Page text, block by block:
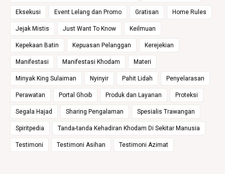
Eksekusi Event Lelang dan Promo Gratisan Home Rules
Jejak Mistis Just Want To Know Keilmuan
Kepekaan Batin Kepuasan Pelanggan Kerejekian
Manifestasi Manifestasi Khodam Materi
Minyak King Sulaiman Nyinyir Pahit Lidah Penyelarasan
Perawatan Portal Ghoib Produk dan Layanan Proteksi
Segala Hajad Sharing Pengalaman Spesialis Trawangan
Spiritpedia Tanda-tanda Kehadiran Khodam Di Sekitar Manusia
Testimoni Testimoni Asihan Testimoni Azimat